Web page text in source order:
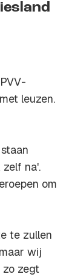
leuzen.
zelf na'.
om
te zullen
wij
zegt